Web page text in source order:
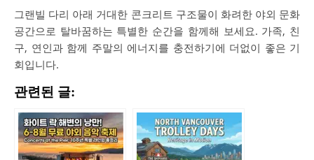
그랜빌 다리 아래 거대한 콘크리트 구조물이 화려한 야외 문화
공간으로 탈바꿈하는 특별한 순간을 함께해 보세요. 가족, 친
구, 연인과 함께 주말의 에너지를 충전하기에 더없이 좋은 기
회입니다.
관련된 글: